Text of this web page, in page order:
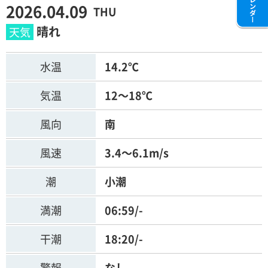
2026.04.09 THU
晴れ
水温
14.2℃
気温
12～18℃
風向
南
風速
3.4～6.1m/s
潮
小潮
満潮
06:59/-
干潮
18:20/-